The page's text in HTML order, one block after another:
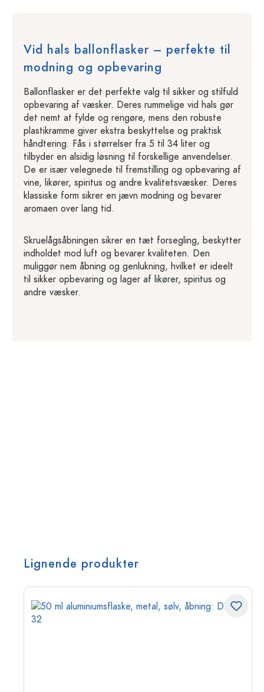
Vid hals ballonflasker – perfekte til
modning og opbevaring
Ballonflasker er det perfekte valg til sikker og stilfuld
opbevaring af væsker. Deres rummelige vid hals gør
det nemt at fylde og rengøre, mens den robuste
plastikramme giver ekstra beskyttelse og praktisk
håndtering. Fås i størrelser fra 5 til 34 liter og
tilbyder en alsidig løsning til forskellige anvendelser.
De er især velegnede til fremstilling og opbevaring af
vine, likører, spiritus og andre kvalitetsvæsker. Deres
klassiske form sikrer en jævn modning og bevarer
aromaen over lang tid.
Skruelågsåbningen sikrer en tæt forsegling, beskytter
indholdet mod luft og bevarer kvaliteten. Den
muliggør nem åbning og genlukning, hvilket er ideelt
til sikker opbevaring og lager af likører, spiritus og
andre væsker.
Lignende produkter